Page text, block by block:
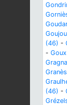
(46) -
-
(46) -